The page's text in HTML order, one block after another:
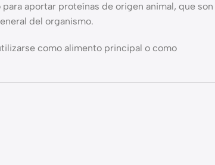
aportar proteínas de origen animal, que son
del organismo.
como alimento principal o como